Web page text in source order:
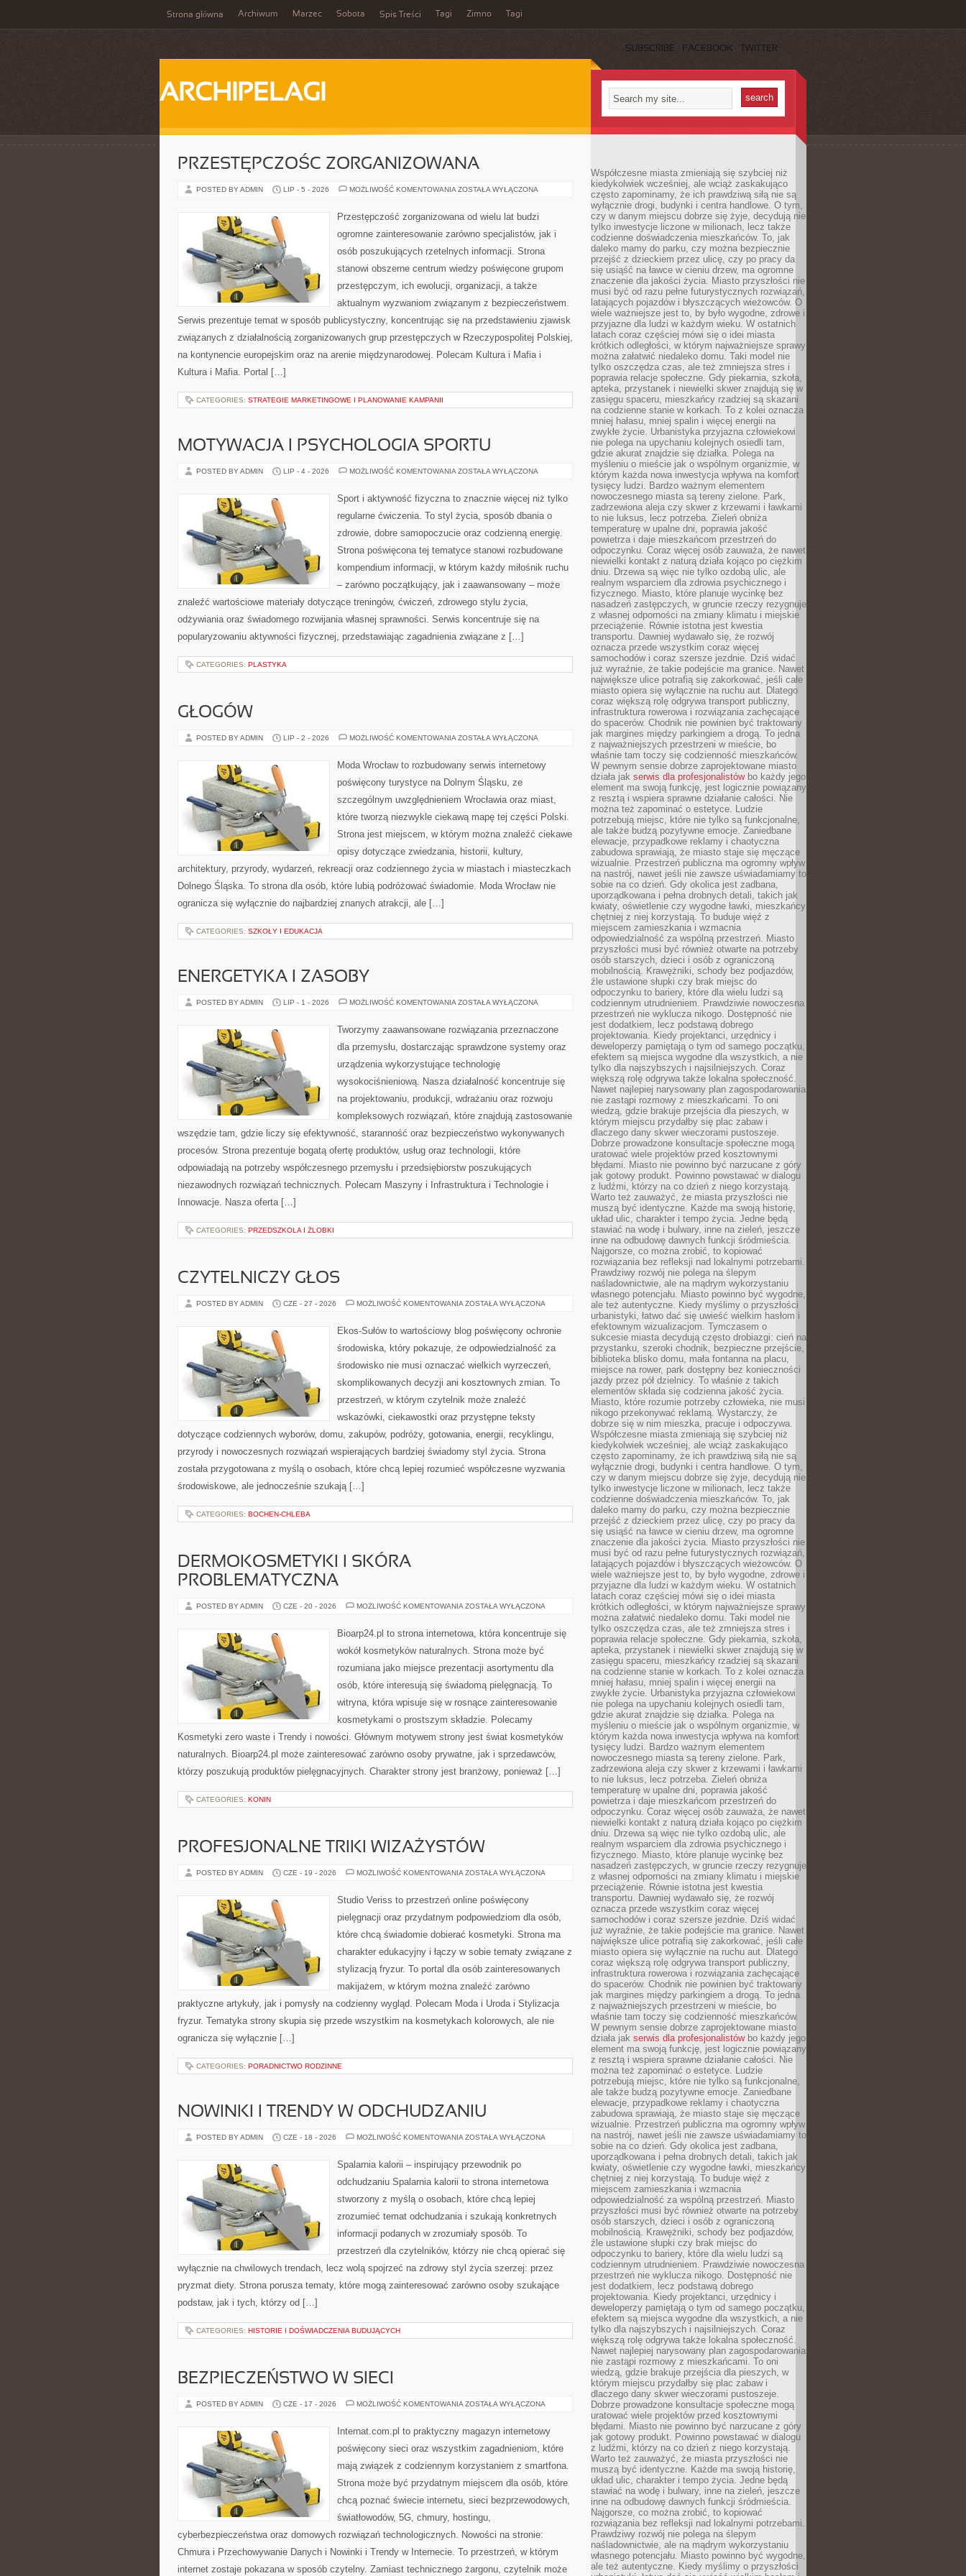
Strona główna Archiwum Marzec Sobota Spis Treści Tagi Zimno Tagi
SUBSCRIBE FACEBOOK TWITTER
ARCHIPELAGI
PRZESTĘPCZOŚC ZORGANIZOWANA
POSTED BY ADMIN LIP - 5 - 2026 MOŻLIWOŚĆ KOMENTOWANIA PRZESTĘPCZOŚC
ZOSTAŁA WYŁĄCZONA
Przestępczość zorganizowana od wielu lat budzi
ogromne zainteresowanie zarówno specjalistów, jak i
osób poszukujących rzetelnych informacji. Strona
stanowi obszerne centrum wiedzy poświęcone grupom
przestępczym, ich ewolucji, organizacji, a także
aktualnym wyzwaniom związanym z bezpieczeństwem.
Serwis prezentuje temat w sposób publicystyczny, koncentrując się na przedstawieniu zjawisk
związanych z działalnością zorganizowanych grup przestępczych w Rzeczypospolitej Polskiej,
na kontynencie europejskim oraz na arenie międzynarodowej. Polecam Kultura i Mafia i
Kultura i Mafia. Portal […]
CATEGORIES: STRATEGIE MARKETINGOWE I PLANOWANIE KAMPANII
MOTYWACJA I PSYCHOLOGIA SPORTU
POSTED BY ADMIN LIP - 4 - 2026 MOŻLIWOŚĆ KOMENTOWANIA MOTYWACJA
ZOSTAŁA WYŁĄCZONA
Sport i aktywność fizyczna to znacznie więcej niż tylko
regularne ćwiczenia. To styl życia, sposób dbania o
zdrowie, dobre samopoczucie oraz codzienną energię.
Strona poświęcona tej tematyce stanowi rozbudowane
kompendium informacji, w którym każdy miłośnik ruchu
– zarówno początkujący, jak i zaawansowany – może
znaleźć wartościowe materiały dotyczące treningów, ćwiczeń, zdrowego stylu życia,
odżywiania oraz świadomego rozwijania własnej sprawności. Serwis koncentruje się na
popularyzowaniu aktywności fizycznej, przedstawiając zagadnienia związane z […]
CATEGORIES: PLASTYKA
GŁOGÓW
POSTED BY ADMIN LIP - 2 - 2026 MOŻLIWOŚĆ KOMENTOWANIA GŁOGÓW
ZOSTAŁA WYŁĄCZONA
Moda Wrocław to rozbudowany serwis internetowy
poświęcony turystyce na Dolnym Śląsku, ze
szczególnym uwzględnieniem Wrocławia oraz miast,
które tworzą niezwykle ciekawą mapę tej części Polski.
Strona jest miejscem, w którym można znaleźć ciekawe
opisy dotyczące zwiedzania, historii, kultury,
architektury, przyrody, wydarzeń, rekreacji oraz codziennego życia w miastach i miasteczkach
Dolnego Śląska. To strona dla osób, które lubią podróżować świadomie. Moda Wrocław nie
ogranicza się wyłącznie do najbardziej znanych atrakcji, ale […]
CATEGORIES: SZKOŁY I EDUKACJA
ENERGETYKA I ZASOBY
POSTED BY ADMIN LIP - 1 - 2026 MOŻLIWOŚĆ KOMENTOWANIA ENERGETYKA
ZOSTAŁA WYŁĄCZONA
Tworzymy zaawansowane rozwiązania przeznaczone
dla przemysłu, dostarczając sprawdzone systemy oraz
urządzenia wykorzystujące technologię
wysokociśnieniową. Nasza działalność koncentruje się
na projektowaniu, produkcji, wdrażaniu oraz rozwoju
kompleksowych rozwiązań, które znajdują zastosowanie
wszędzie tam, gdzie liczy się efektywność, staranność oraz bezpieczeństwo wykonywanych
procesów. Strona prezentuje bogatą ofertę produktów, usług oraz technologii, które
odpowiadają na potrzeby współczesnego przemysłu i przedsiębiorstw poszukujących
niezawodnych rozwiązań technicznych. Polecam Maszyny i Infrastruktura i Technologie i
Innowacje. Nasza oferta […]
CATEGORIES: PRZEDSZKOLA I ŻLOBKI
CZYTELNICZY GŁOS
POSTED BY ADMIN CZE - 27 - 2026 MOŻLIWOŚĆ KOMENTOWANIA CZYTELNICZY
ZOSTAŁA WYŁĄCZONA
Ekos-Sułów to wartościowy blog poświęcony ochronie
środowiska, który pokazuje, że odpowiedzialność za
środowisko nie musi oznaczać wielkich wyrzeczeń,
skomplikowanych decyzji ani kosztownych zmian. To
przestrzeń, w którym czytelnik może znaleźć
wskazówki, ciekawostki oraz przystępne teksty
dotyczące codziennych wyborów, domu, zakupów, podróży, gotowania, energii, recyklingu,
przyrody i nowoczesnych rozwiązań wspierających bardziej świadomy styl życia. Strona
została przygotowana z myślą o osobach, które chcą lepiej rozumieć współczesne wyzwania
środowiskowe, ale jednocześnie szukają […]
CATEGORIES: BOCHEN-CHLEBA
DERMOKOSMETYKI I SKÓRA
PROBLEMATYCZNA
POSTED BY ADMIN CZE - 20 - 2026 MOŻLIWOŚĆ KOMENTOWANIA DERMOKOSMETYKI
PROBLEMATYCZNA
ZOSTAŁA WYŁĄCZONA
Bioarp24.pl to strona internetowa, która koncentruje się
wokół kosmetyków naturalnych. Strona może być
rozumiana jako miejsce prezentacji asortymentu dla
osób, które interesują się świadomą pielęgnacją. To
witryna, która wpisuje się w rosnące zainteresowanie
kosmetykami o prostszym składzie. Polecamy
Kosmetyki zero waste i Trendy i nowości. Głównym motywem strony jest świat kosmetyków
naturalnych. Bioarp24.pl może zainteresować zarówno osoby prywatne, jak i sprzedawców,
którzy poszukują produktów pielęgnacyjnych. Charakter strony jest branżowy, ponieważ […]
CATEGORIES: KONIN
PROFESJONALNE TRIKI WIZAŻYSTÓW
POSTED BY ADMIN CZE - 19 - 2026 MOŻLIWOŚĆ KOMENTOWANIA PROFESJONALNE
ZOSTAŁA WYŁĄCZONA
Studio Veriss to przestrzeń online poświęcony
pielęgnacji oraz przydatnym podpowiedziom dla osób,
które chcą świadomie dobierać kosmetyki. Strona ma
charakter edukacyjny i łączy w sobie tematy związane z
stylizacją fryzur. To portal dla osób zainteresowanych
makijażem, w którym można znaleźć zarówno
praktyczne artykuły, jak i pomysły na codzienny wygląd. Polecam Moda i Uroda i Stylizacja
fryzur. Tematyka strony skupia się przede wszystkim na kosmetykach kolorowych, ale nie
ogranicza się wyłącznie […]
CATEGORIES: PORADNICTWO RODZINNE
NOWINKI I TRENDY W ODCHUDZANIU
POSTED BY ADMIN CZE - 18 - 2026 MOŻLIWOŚĆ KOMENTOWANIA NOWINKI
ODCHUDZANIU
ZOSTAŁA WYŁĄCZONA
Spalarnia kalorii – inspirujący przewodnik po
odchudzaniu Spalarnia kalorii to strona internetowa
stworzony z myślą o osobach, które chcą lepiej
zrozumieć temat odchudzania i szukają konkretnych
informacji podanych w zrozumiały sposób. To
przestrzeń dla czytelników, którzy nie chcą opierać się
wyłącznie na chwilowych trendach, lecz wolą spojrzeć na zdrowy styl życia szerzej: przez
pryzmat diety. Strona porusza tematy, które mogą zainteresować zarówno osoby szukające
podstaw, jak i tych, którzy od […]
CATEGORIES: HISTORIE I DOŚWIADCZENIA BUDUJĄCYCH
BEZPIECZEŃSTWO W SIECI
POSTED BY ADMIN CZE - 17 - 2026 MOŻLIWOŚĆ KOMENTOWANIA BEZPIECZEŃSTWO
ZOSTAŁA WYŁĄCZONA
Internat.com.pl to praktyczny magazyn internetowy
poświęcony sieci oraz wszystkim zagadnieniom, które
mają związek z codziennym korzystaniem z smartfona.
Strona może być przydatnym miejscem dla osób, które
chcą poznać świecie internetu, sieci bezprzewodowych,
światłowodów, 5G, chmury, hostingu,
cyberbezpieczeństwa oraz domowych rozwiązań technologicznych. Nowości na stronie:
Chmura i Przechowywanie Danych i Nowinki i Trendy w Internecie. To przestrzeń, w którym
internet zostaje pokazana w sposób czytelny. Zamiast technicznego żargonu, czytelnik może
Współczesne miasta zmieniają się szybciej niż
kiedykolwiek wcześniej, ale wciąż zaskakująco
często zapominamy, że ich prawdziwą siłą nie są
wyłącznie drogi, budynki i centra handlowe. O tym,
czy w danym miejscu dobrze się żyje, decydują nie
tylko inwestycje liczone w milionach, lecz także
codzienne doświadczenia mieszkańców. To, jak
daleko mamy do parku, czy można bezpiecznie
przejść z dzieckiem przez ulicę, czy po pracy da
się usiąść na ławce w cieniu drzew, ma ogromne
znaczenie dla jakości życia. Miasto przyszłości nie
musi być od razu pełne futurystycznych rozwiązań,
latających pojazdów i błyszczących wieżowców. O
wiele ważniejsze jest to, by było wygodne, zdrowe i
przyjazne dla ludzi w każdym wieku. W ostatnich
latach coraz częściej mówi się o idei miasta
krótkich odległości, w którym najważniejsze sprawy
można załatwić niedaleko domu. Taki model nie
tylko oszczędza czas, ale też zmniejsza stres i
poprawia relacje społeczne. Gdy piekarnia, szkoła,
apteka, przystanek i niewielki skwer znajdują się w
zasięgu spaceru, mieszkańcy rzadziej są skazani
na codzienne stanie w korkach. To z kolei oznacza
mniej hałasu, mniej spalin i więcej energii na
zwykłe życie. Urbanistyka przyjazna człowiekowi
nie polega na upychaniu kolejnych osiedli tam,
gdzie akurat znajdzie się działka. Polega na
myśleniu o mieście jak o wspólnym organizmie, w
którym każda nowa inwestycja wpływa na komfort
tysięcy ludzi. Bardzo ważnym elementem
nowoczesnego miasta są tereny zielone. Park,
zadrzewiona aleja czy skwer z krzewami i ławkami
to nie luksus, lecz potrzeba. Zieleń obniża
temperaturę w upalne dni, poprawia jakość
powietrza i daje mieszkańcom przestrzeń do
odpoczynku. Coraz więcej osób zauważa, że nawet
niewielki kontakt z naturą działa kojąco po ciężkim
dniu. Drzewa są więc nie tylko ozdobą ulic, ale
realnym wsparciem dla zdrowia psychicznego i
fizycznego. Miasto, które planuje wycinkę bez
nasadzeń zastępczych, w gruncie rzeczy rezygnuje
z własnej odporności na zmiany klimatu i miejskie
przeciążenie. Równie istotna jest kwestia
transportu. Dawniej wydawało się, że rozwój
oznacza przede wszystkim coraz więcej
samochodów i coraz szersze jezdnie. Dziś widać
już wyraźnie, że takie podejście ma granice. Nawet
największe ulice potrafią się zakorkować, jeśli całe
miasto opiera się wyłącznie na ruchu aut. Dlatego
coraz większą rolę odgrywa transport publiczny,
infrastruktura rowerowa i rozwiązania zachęcające
do spacerów. Chodnik nie powinien być traktowany
jak margines między parkingiem a drogą. To jedna
z najważniejszych przestrzeni w mieście, bo
właśnie tam toczy się codzienność mieszkańców.
W pewnym sensie dobrze zaprojektowane miasto
działa jak serwis dla profesjonalistówbo każdy jego
element ma swoją funkcję, jest logicznie powiązany
z resztą i wspiera sprawne działanie całości. Nie
można też zapominać o estetyce. Ludzie
potrzebują miejsc, które nie tylko są funkcjonalne,
ale także budzą pozytywne emocje. Zaniedbane
elewacje, przypadkowe reklamy i chaotyczna
zabudowa sprawiają, że miasto staje się męczące
wizualnie. Przestrzeń publiczna ma ogromny wpływ
na nastrój, nawet jeśli nie zawsze uświadamiamy to
sobie na co dzień. Gdy okolica jest zadbana,
uporządkowana i pełna drobnych detali, takich jak
kwiaty, oświetlenie czy wygodne ławki, mieszkańcy
chętniej z niej korzystają. To buduje więź z
miejscem zamieszkania i wzmacnia
odpowiedzialność za wspólną przestrzeń. Miasto
przyszłości musi być również otwarte na potrzeby
osób starszych, dzieci i osób z ograniczoną
mobilnością. Krawężniki, schody bez podjazdów,
źle ustawione słupki czy brak miejsc do
odpoczynku to bariery, które dla wielu ludzi są
codziennym utrudnieniem. Prawdziwie nowoczesna
przestrzeń nie wyklucza nikogo. Dostępność nie
jest dodatkiem, lecz podstawą dobrego
projektowania. Kiedy projektanci, urzędnicy i
deweloperzy pamiętają o tym od samego początku,
efektem są miejsca wygodne dla wszystkich, a nie
tylko dla najszybszych i najsilniejszych. Coraz
większą rolę odgrywa także lokalna społeczność.
Nawet najlepiej narysowany plan zagospodarowania
nie zastąpi rozmowy z mieszkańcami. To oni
wiedzą, gdzie brakuje przejścia dla pieszych, w
którym miejscu przydałby się plac zabaw i
dlaczego dany skwer wieczorami pustoszeje.
Dobrze prowadzone konsultacje społeczne mogą
uratować wiele projektów przed kosztownymi
błędami. Miasto nie powinno być narzucane z góry
jak gotowy produkt. Powinno powstawać w dialogu
z ludźmi, którzy na co dzień z niego korzystają.
Warto też zauważyć, że miasta przyszłości nie
muszą być identyczne. Każde ma swoją historię,
układ ulic, charakter i tempo życia. Jedne będą
stawiać na wodę i bulwary, inne na zieleń, jeszcze
inne na odbudowę dawnych funkcji śródmieścia.
Najgorsze, co można zrobić, to kopiować
rozwiązania bez refleksji nad lokalnymi potrzebami.
Prawdziwy rozwój nie polega na ślepym
naśladownictwie, ale na mądrym wykorzystaniu
własnego potencjału. Miasto powinno być wygodne,
ale też autentyczne. Kiedy myślimy o przyszłości
urbanistyki, łatwo dać się uwieść wielkim hasłom i
efektownym wizualizacjom. Tymczasem o
sukcesie miasta decydują często drobiazgi: cień na
przystanku, szeroki chodnik, bezpieczne przejście,
biblioteka blisko domu, mała fontanna na placu,
miejsce na rower, park dostępny bez konieczności
jazdy przez pół dzielnicy. To właśnie z takich
elementów składa się codzienna jakość życia.
Miasto, które rozumie potrzeby człowieka, nie musi
nikogo przekonywać reklamą. Wystarczy, że
dobrze się w nim mieszka, pracuje i odpoczywa.
Współczesne miasta zmieniają się szybciej niż
kiedykolwiek wcześniej, ale wciąż zaskakująco
często zapominamy, że ich prawdziwą siłą nie są
wyłącznie drogi, budynki i centra handlowe. O tym,
czy w danym miejscu dobrze się żyje, decydują nie
tylko inwestycje liczone w milionach, lecz także
codzienne doświadczenia mieszkańców. To, jak
daleko mamy do parku, czy można bezpiecznie
przejść z dzieckiem przez ulicę, czy po pracy da
się usiąść na ławce w cieniu drzew, ma ogromne
znaczenie dla jakości życia. Miasto przyszłości nie
musi być od razu pełne futurystycznych rozwiązań,
latających pojazdów i błyszczących wieżowców. O
wiele ważniejsze jest to, by było wygodne, zdrowe i
przyjazne dla ludzi w każdym wieku. W ostatnich
latach coraz częściej mówi się o idei miasta
krótkich odległości, w którym najważniejsze sprawy
można załatwić niedaleko domu. Taki model nie
tylko oszczędza czas, ale też zmniejsza stres i
poprawia relacje społeczne. Gdy piekarnia, szkoła,
apteka, przystanek i niewielki skwer znajdują się w
zasięgu spaceru, mieszkańcy rzadziej są skazani
na codzienne stanie w korkach. To z kolei oznacza
mniej hałasu, mniej spalin i więcej energii na
zwykłe życie. Urbanistyka przyjazna człowiekowi
nie polega na upychaniu kolejnych osiedli tam,
gdzie akurat znajdzie się działka. Polega na
myśleniu o mieście jak o wspólnym organizmie, w
którym każda nowa inwestycja wpływa na komfort
tysięcy ludzi. Bardzo ważnym elementem
nowoczesnego miasta są tereny zielone. Park,
zadrzewiona aleja czy skwer z krzewami i ławkami
to nie luksus, lecz potrzeba. Zieleń obniża
temperaturę w upalne dni, poprawia jakość
powietrza i daje mieszkańcom przestrzeń do
odpoczynku. Coraz więcej osób zauważa, że nawet
niewielki kontakt z naturą działa kojąco po ciężkim
dniu. Drzewa są więc nie tylko ozdobą ulic, ale
realnym wsparciem dla zdrowia psychicznego i
fizycznego. Miasto, które planuje wycinkę bez
nasadzeń zastępczych, w gruncie rzeczy rezygnuje
z własnej odporności na zmiany klimatu i miejskie
przeciążenie. Równie istotna jest kwestia
transportu. Dawniej wydawało się, że rozwój
oznacza przede wszystkim coraz więcej
samochodów i coraz szersze jezdnie. Dziś widać
już wyraźnie, że takie podejście ma granice. Nawet
największe ulice potrafią się zakorkować, jeśli całe
miasto opiera się wyłącznie na ruchu aut. Dlatego
coraz większą rolę odgrywa transport publiczny,
infrastruktura rowerowa i rozwiązania zachęcające
do spacerów. Chodnik nie powinien być traktowany
jak margines między parkingiem a drogą. To jedna
z najważniejszych przestrzeni w mieście, bo
właśnie tam toczy się codzienność mieszkańców.
W pewnym sensie dobrze zaprojektowane miasto
działa jak serwis dla profesjonalistówbo każdy jego
element ma swoją funkcję, jest logicznie powiązany
z resztą i wspiera sprawne działanie całości. Nie
można też zapominać o estetyce. Ludzie
potrzebują miejsc, które nie tylko są funkcjonalne,
ale także budzą pozytywne emocje. Zaniedbane
elewacje, przypadkowe reklamy i chaotyczna
zabudowa sprawiają, że miasto staje się męczące
wizualnie. Przestrzeń publiczna ma ogromny wpływ
na nastrój, nawet jeśli nie zawsze uświadamiamy to
sobie na co dzień. Gdy okolica jest zadbana,
uporządkowana i pełna drobnych detali, takich jak
kwiaty, oświetlenie czy wygodne ławki, mieszkańcy
chętniej z niej korzystają. To buduje więź z
miejscem zamieszkania i wzmacnia
odpowiedzialność za wspólną przestrzeń. Miasto
przyszłości musi być również otwarte na potrzeby
osób starszych, dzieci i osób z ograniczoną
mobilnością. Krawężniki, schody bez podjazdów,
źle ustawione słupki czy brak miejsc do
odpoczynku to bariery, które dla wielu ludzi są
codziennym utrudnieniem. Prawdziwie nowoczesna
przestrzeń nie wyklucza nikogo. Dostępność nie
jest dodatkiem, lecz podstawą dobrego
projektowania. Kiedy projektanci, urzędnicy i
deweloperzy pamiętają o tym od samego początku,
efektem są miejsca wygodne dla wszystkich, a nie
tylko dla najszybszych i najsilniejszych. Coraz
większą rolę odgrywa także lokalna społeczność.
Nawet najlepiej narysowany plan zagospodarowania
nie zastąpi rozmowy z mieszkańcami. To oni
wiedzą, gdzie brakuje przejścia dla pieszych, w
którym miejscu przydałby się plac zabaw i
dlaczego dany skwer wieczorami pustoszeje.
Dobrze prowadzone konsultacje społeczne mogą
uratować wiele projektów przed kosztownymi
błędami. Miasto nie powinno być narzucane z góry
jak gotowy produkt. Powinno powstawać w dialogu
z ludźmi, którzy na co dzień z niego korzystają.
Warto też zauważyć, że miasta przyszłości nie
muszą być identyczne. Każde ma swoją historię,
układ ulic, charakter i tempo życia. Jedne będą
stawiać na wodę i bulwary, inne na zieleń, jeszcze
inne na odbudowę dawnych funkcji śródmieścia.
Najgorsze, co można zrobić, to kopiować
rozwiązania bez refleksji nad lokalnymi potrzebami.
Prawdziwy rozwój nie polega na ślepym
naśladownictwie, ale na mądrym wykorzystaniu
własnego potencjału. Miasto powinno być wygodne,
ale też autentyczne. Kiedy myślimy o przyszłości